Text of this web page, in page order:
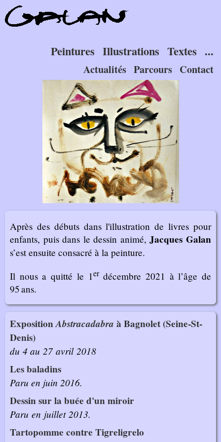
Peintures Illustrations Textes ...
Actualités Parcours Contact
Après des débuts dans l'illustration de livres pour
enfants, puis dans le dessin animé,Jacques Galan
s’est ensuite consacré à la peinture.
Il nous a quitté le 1erdécembre 2021 à l’âge de
95 ans.
ExpositionAbstracadabra à Bagnolet (Seine-St-
Denis)
du 4 au 27 avril 2018
Les baladins
Paru en juin 2016.
Dessin sur la buée d'un miroir
Paru en juillet 2013.
Tartopomme contre Tigreligrelo